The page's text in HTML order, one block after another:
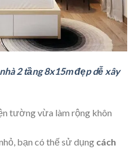
2 tầng 8x15m đẹp dễ xây
tường vừa làm rộng khôn
bạn có thế sử dụng cách